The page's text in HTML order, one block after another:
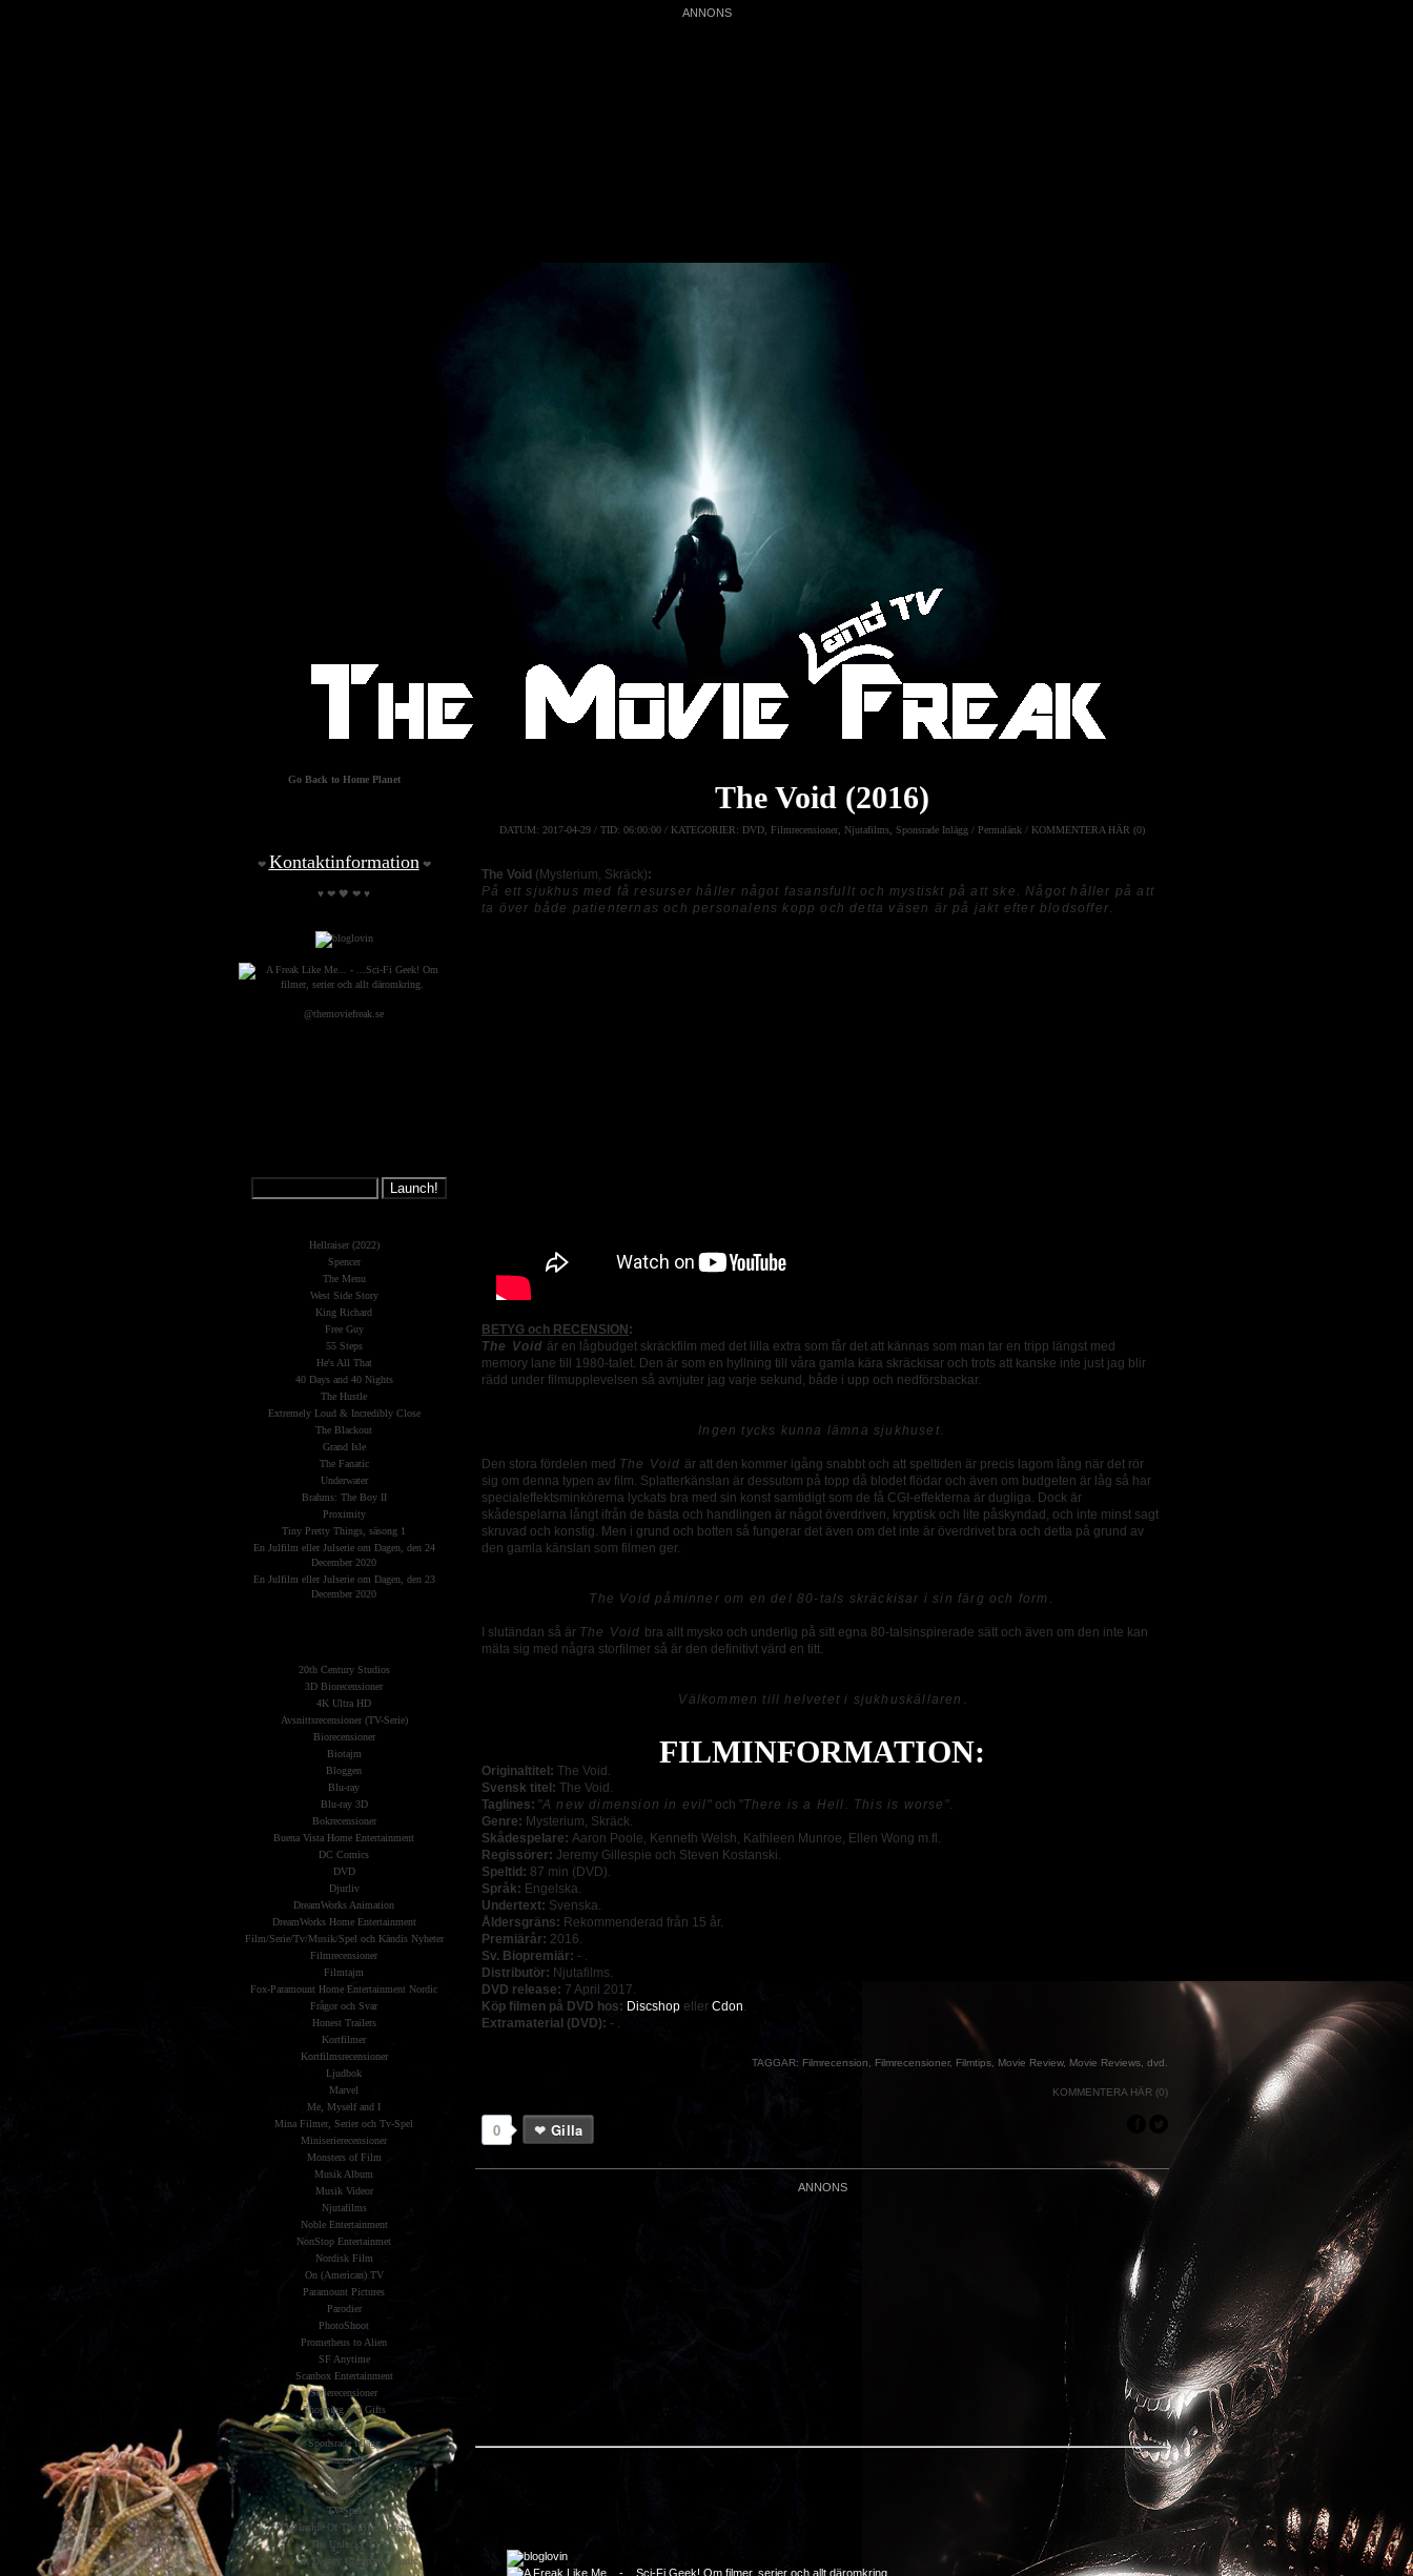
The Void (2016)
DATUM: 2017-04-29 / TID: 06:00:00 / KATEGORIER: DVD Filmrecensioner Njutafilms Sponsrade Inlägg / Permalänk / KOMMENTERA HÄR (0)
The Void (Mysterium, Skräck):
På ett sjukhus med få resurser håller något fasansfullt och mystiskt på att ske. Något håller på att
ta över både patienternas och personalens kopp och detta väsen är på jakt efter blodsoffer.
BETYG och RECENSION :
The Void är en lågbudget skräckfilm med det lilla extra som får det att kännas som man tar en tripp längst med
memory lane till 1980-talet. Den är som en hyllning till våra gamla kära skräckisar och trots att kanske inte just jag blir
rädd under filmupplevelsen så avnjuter jag varje sekund, både i upp och nedförsbackar.
Ingen tycks kunna lämna sjukhuset.
Den stora fördelen med The Void är att den kommer igång snabbt och att speltiden är precis lagom lång när det rör
sig om denna typen av film. Splatterkänslan är dessutom på topp då blodet flödar och även om budgeten är låg så har
specialeffektsminkörerna lyckats bra med sin konst samtidigt som de få CGI-effekterna är dugliga. Dock är
skådespelarna långt ifrån de bästa och handlingen är något överdriven, kryptisk och lite påskyndad, och inte minst sagt
skruvad och konstig. Men i grund och botten så fungerar det även om det inte är överdrivet bra och detta på grund av
den gamla känslan som filmen ger.
The Void påminner om en del 80-tals skräckisar i sin färg och form .
I slutändan så är The Void bra allt mysko och underlig på sitt egna 80-talsinspirerade sätt och även om den inte kan
mäta sig med några storfilmer så är den definitivt värd en titt.
Välkommen till helvetet i sjukhuskällaren .
FILMINFORMATION:
Originaltitel: The Void.
Svensk titel: The Void.
Taglines: "A new dimension in evil " och "There is a Hell. This is worse ".
Genre: Mysterium, Skräck.
Skådespelare: Aaron Poole, Kenneth Welsh, Kathleen Munroe, Ellen Wong m.fl.
Regissörer: Jeremy Gillespie och Steven Kostanski.
Speltid: 87 min (DVD).
Språk: Engelska.
Undertext: Svenska.
Åldersgräns: Rekommenderad från 15 år.
Premiärår: 2016.
Sv. Biopremiär: - .
Distributör: Njutafilms.
DVD release: 7 April 2017.
Köp filmen på DVD hos: Discshop eller Cdon.
Extramaterial (DVD): - .
TAGGAR: Filmrecension Filmrecensioner, Filmtips Movie Review, Movie Reviews dvd
KOMMENTERA HÄR (0)
0 Gilla
Go Back to Home Planet
❤ Kontaktinformation ❤
♥ ❤ 🖤 ❤ ♥
@themoviefreak.se
Hellraiser (2022)
Spencer
The Menu
West Side Story
King Richard
Free Guy
55 Steps
He's All That
40 Days and 40 Nights
The Hustle
Extremely Loud & Incredibly Close
The Blackout
Grand Isle
The Fanatic
Underwater
Brahms: The Boy II
Proximity
Tiny Pretty Things, säsong 1
En Julfilm eller Julserie om Dagen, den 24
December 2020
En Julfilm eller Julserie om Dagen, den 23
December 2020
20th Century Studios
3D Biorecensioner
4K Ultra HD
Avsnittsrecensioner (TV-Serie)
Biorecensioner
Biotajm
Bloggen
Blu-ray
Blu-ray 3D
Bokrecensioner
Buena Vista Home Entertainment
DC Comics
DVD
Djurliv
DreamWorks Animation
DreamWorks Home Entertainment
Film/Serie/Tv/Musik/Spel och Kändis Nyheter
Filmrecensioner
Filmtajm
Fox-Paramount Home Entertainment Nordic
Frågor och Svar
Honest Trailers
Kortfilmer
Kortfilmsrecensioner
Ljudbok
Marvel
Me, Myself and I
Mina Filmer, Serier och Tv-Spel
Miniserierecensioner
Monsters of Film
Musik Album
Musik Videor
Njutafilms
Noble Entertainment
NonStop Entertainmet
Nordisk Film
On (American) TV
Paramount Pictures
Parodier
PhotoShoot
Prometheus to Alien
SF Anytime
Scanbox Entertainment
Serierecensioner
Shopping and Gifts
Slash
Sponsrade Inlägg
Stand-up
Streama
Studio S
TV-Spel
The Inside Of The Black Heart
The Unlucky 13
The Walt Disney Company Nordic